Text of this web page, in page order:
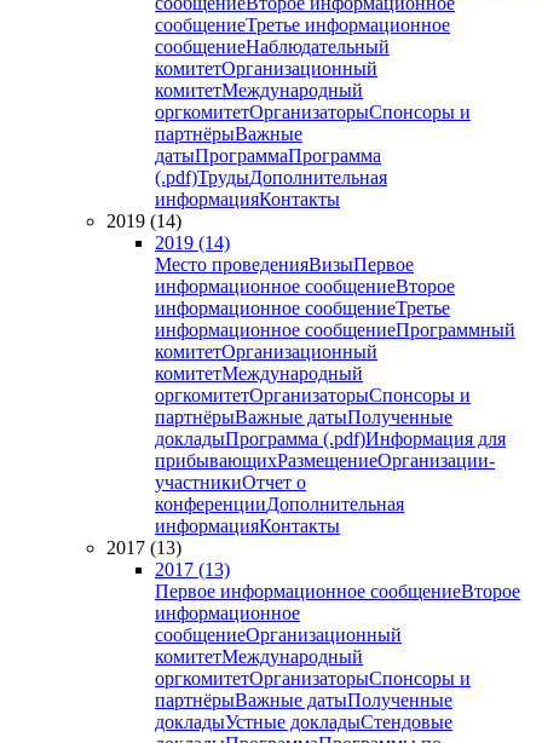
сообщениеТретье информационное
сообщениеНаблюдательный
комитетОрганизационный
комитетМеждународный
оргкомитетОрганизаторыСпонсоры и
партнёрыВажные
датыПрограммаПрограмма
(.pdf)ТрудыДополнительная
информацияКонтакты
2019 (14)
2019 (14)
Место проведенияВизыПервое
информационное сообщениеВторое
информационное сообщениеТретье
информационное сообщениеПрограммный
комитетОрганизационный
комитетМеждународный
оргкомитетОрганизаторыСпонсоры и
партнёрыВажные датыПолученные
докладыПрограмма (.pdf)Информация для
прибывающихРазмещениеОрганизации-
участникиОтчет о
конференцииДополнительная
информацияКонтакты
2017 (13)
2017 (13)
Первое информационное сообщениеВторое
информационное
сообщениеОрганизационный
комитетМеждународный
оргкомитетОрганизаторыСпонсоры и
партнёрыВажные датыПолученные
докладыУстные докладыСтендовые